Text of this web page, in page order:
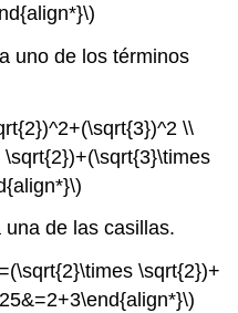
uno de los términos
\\
de las casillas.
\sqrt{2})+